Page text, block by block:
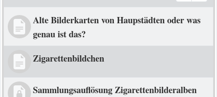
Alte Bilderkarten von Haupstädten oder was
genau ist das?
Zigarettenbildchen
Sammlungsauflösung Zigarettenbilderalben